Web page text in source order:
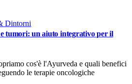
Dintorni
tumori: un aiuto integrativo per il
cos'è l'Ayurveda e quali benefici
le terapie oncologiche